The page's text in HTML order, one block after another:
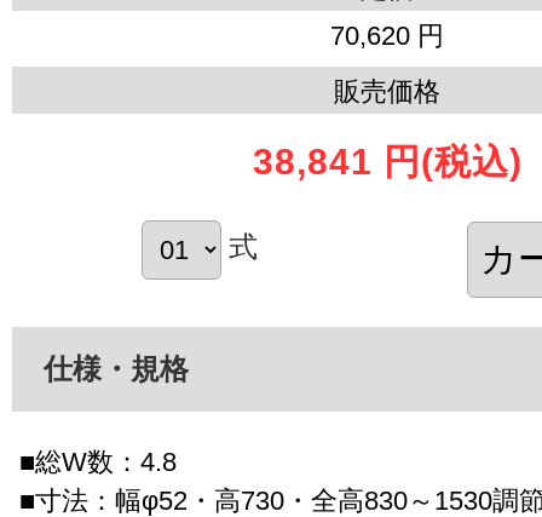
70,620 円
販売価格
38,841 円 (税込)
式
仕様・規格
■総W数：4.8
■寸法：幅φ52・高730・全高830～1530調